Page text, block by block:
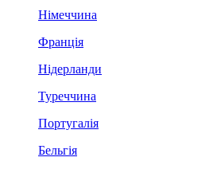
Німеччина
Франція
Нідерланди
Туреччина
Португалія
Бельгія